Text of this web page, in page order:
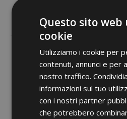
Documente
Questo sito web
cookie
Utilizziamo i cookie per
contenuti, annunci e per
nostro traffico.
informazioni sul tuo
con i nostri partner
che potrebbero